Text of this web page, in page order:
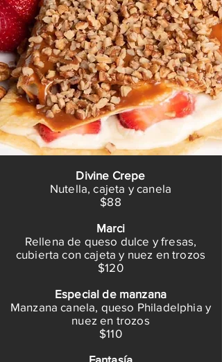
Divine Crepe
Nutella, cajeta y canela
$88
Marci
Rellena de queso dulce y fresas,
cubierta con cajeta y nuez en trozos
$120
Especial de manzana
Manzana canela, queso Philadelphia y
nuez en trozos
$110